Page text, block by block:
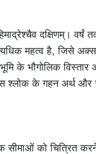
दक्षिणम्। वर्षं
महत्व है, जिसे
के भौगोलिक
के गहन अर्थ और
सीमाओं को चित्रित